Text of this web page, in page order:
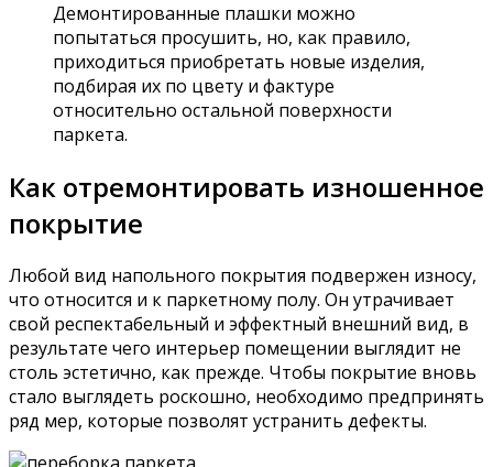
Демонтированные плашки можно
попытаться просушить, но, как правило,
приходиться приобретать новые изделия,
подбирая их по цвету и фактуре
относительно остальной поверхности
паркета.
Как отремонтировать изношенное
покрытие
Любой вид напольного покрытия подвержен износу,
что относится и к паркетному полу. Он утрачивает
свой респектабельный и эффектный внешний вид, в
результате чего интерьер помещении выглядит не
столь эстетично, как прежде. Чтобы покрытие вновь
стало выглядеть роскошно, необходимо предпринять
ряд мер, которые позволят устранить дефекты.